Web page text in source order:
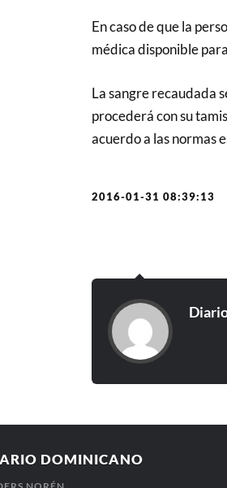
En caso de que la
médica disponible
La sangre recaudada
procederá con su
acuerdo a las normas
2016-01-31 08:39:13
DOMINICANO
NORÉN